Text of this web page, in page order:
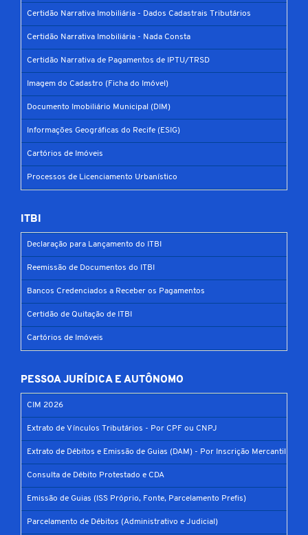
Certidão Narrativa Imobiliária - Dados Cadastrais Tributários
Certidão Narrativa Imobiliária - Nada Consta
Certidão Narrativa de Pagamentos de IPTU/TRSD
Imagem do Cadastro (Ficha do Imóvel)
Documento Imobiliário Municipal (DIM)
Informações Geográficas do Recife (ESIG)
Cartórios de Imóveis
Processos de Licenciamento Urbanístico
ITBI
Declaração para Lançamento do ITBI
Reemissão de Documentos do ITBI
Bancos Credenciados a Receber os Pagamentos
Certidão de Quitação de ITBI
Cartórios de Imóveis
PESSOA JURÍDICA E AUTÔNOMO
CIM 2026
Extrato de Vínculos Tributários - Por CPF ou CNPJ
Extrato de Débitos e Emissão de Guias (DAM) - Por Inscrição Mercantil
Consulta de Débito Protestado e CDA
Emissão de Guias (ISS Próprio, Fonte, Parcelamento Prefis)
Parcelamento de Débitos (Administrativo e Judicial)